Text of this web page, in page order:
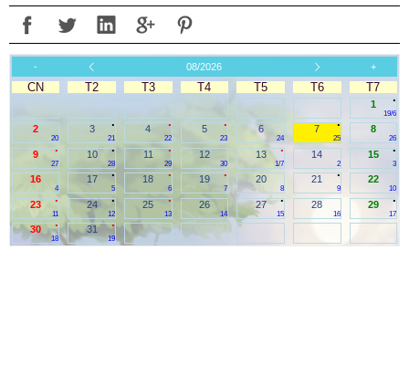
- 08/2026 +
CN T2 T3 T4 T5 T6 T7
.
1
19/6
2
20
.
3
21
.
4
22
.
5
23
6
24
.
7
25
8
26
.
9
27
.
10
28
.
11
29
12
30
.
13
1/7
14
2
.
15
3
16
4
.
17
5
.
18
6
.
19
7
20
8
.
21
9
22
10
.
23
11
.
24
12
.
25
13
26
14
.
27
15
28
16
.
29
17
.
30
18
.
31
19